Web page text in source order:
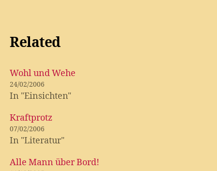
Related
Wohl und Wehe
24/02/2006
In "Einsichten"
Kraftprotz
07/02/2006
In "Literatur"
Alle Mann über Bord!